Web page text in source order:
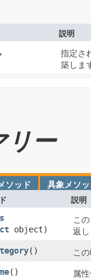
説明
指定さ
築しま
リー
ソッド 具象メソ
説明
object)
こ
返
() こ
() 属